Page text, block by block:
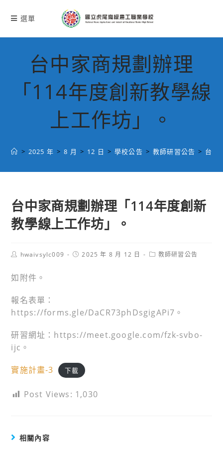
選單
台中家商規劃辦理
「114年度創新教學線
上工作坊」。
> 2025 年 > 8 月 > 12 日 > 學校公告 > 教師研習公告 > 台中
台中家商規劃辦理「114年度創新
教學線上工作坊」。
Posthwaivsylc009
Post2025 年 8 月 12 日
Post教師研習公告
如附件。
報名表單：
https://forms.gle/DaCR73phDsgigAPi7。
研習網址：https://meet.google.com/fzk-svbo-
ijc。
實施計畫-3 下載
Post Views: 1,030
相關內容